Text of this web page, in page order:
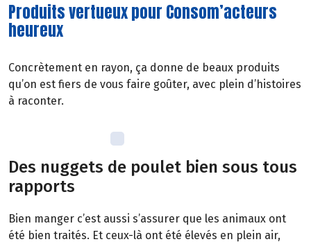
Produits vertueux pour Consom’acteurs
heureux
Concrètement en rayon, ça donne de beaux produits
qu’on est fiers de vous faire goûter, avec plein d’histoires
à raconter.
Des nuggets de poulet bien sous tous
rapports
Bien manger c’est aussi s’assurer que les animaux ont
été bien traités. Et ceux-là ont été élevés en plein air,